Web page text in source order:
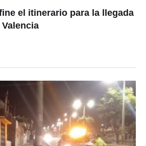
el itinerario para la llegada